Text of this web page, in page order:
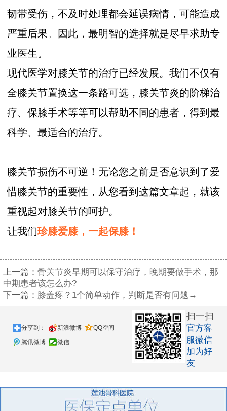
韧带受伤，不及时处理都会延误病情，可能造成
严重后果。因此，最明智的选择就是尽早求助专
业医生。
现代医学对膝关节的治疗已经发展。我们不仅有
全膝关节置换这一条路可选，膝关节炎的阶梯治
疗、保膝手术等等可以帮助不同的患者，得到最
科学、最适合的治疗。
膝关节损伤不可逆！无论您之前是否意识到了爱
惜膝关节的重要性，从您看到这篇文章起，就该
重视起对膝关节的呵护。
让我们珍膝爱膝，一起保膝！
上一篇：骨关节炎早期可以保守治疗，晚期要做手术，那
中期患者该怎么办?
下一篇： 膝盖疼？1个简单动作，判断是否有问题→
分享到： 新浪微博
QQ空间
腾讯微博
微信
扫一扫
官方客
服微信
加为好
友